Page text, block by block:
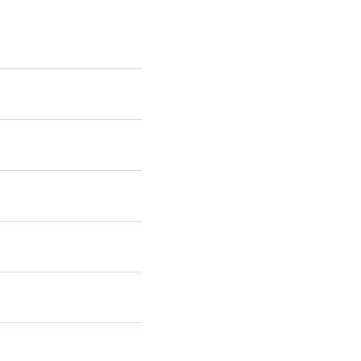
Probepaket selbst
in der Ihr alle
So kannst du es
Uns einfach
desto
den Konfigurator.
Kreativität freien Lauf
Informationen,
Zusätzlich bieten wir
abgeschlossen
WhatsApp